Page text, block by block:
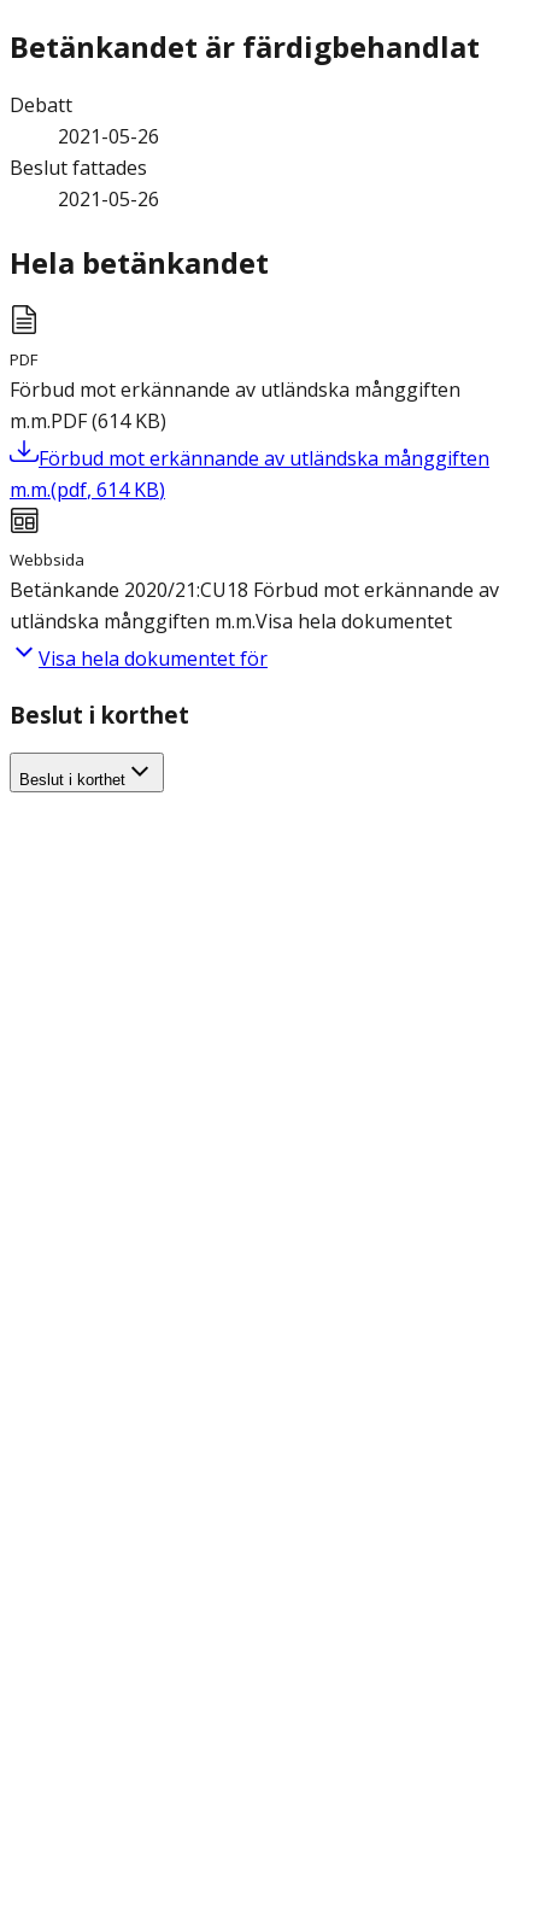
Betänkandet är färdigbehandlat
Debatt
2021-05-26
Beslut fattades
2021-05-26
Hela betänkandet
PDF
Förbud mot erkännande av utländska månggiften
m.m.PDF(614 KB)
Förbud mot erkännande av utländska månggiften
m.m.(pdf, 614 KB)
Webbsida
Betänkande 2020/21:CU18 Förbud mot erkännande av
utländska månggiften m.m.Visa hela dokumentet
Visa hela dokumentet för
Beslut i korthet
Beslut i korthet